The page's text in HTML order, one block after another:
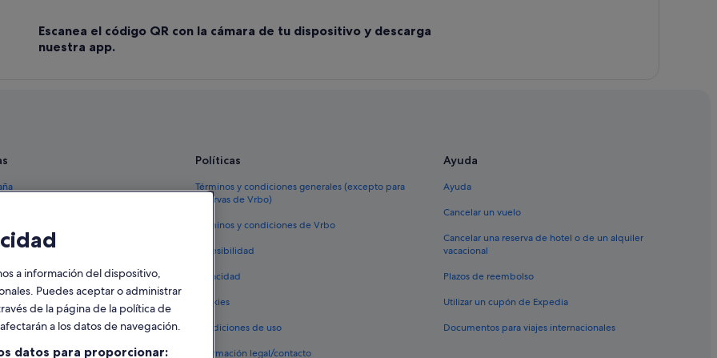
Escanea el código QR con la cámara de tu dispositivo y descarga
nuestra app.
España
en España
en España
Políticas
Términos y condiciones generales (excepto para
reservas de Vrbo)
Términos y condiciones de Vrbo
Accesibilidad
Privacidad
Cookies
Condiciones de uso
Información legal/contacto
Ayuda
Ayuda
Cancelar un vuelo
Cancelar una reserva de hotel o de un alquiler
vacacional
Plazos de reembolso
Utilizar un cupón de Expedia
Documentos para viajes internacionales
a información del dispositivo,
Puedes aceptar o administrar
de la página de la política de
a los datos de navegación.
datos para proporcionar: